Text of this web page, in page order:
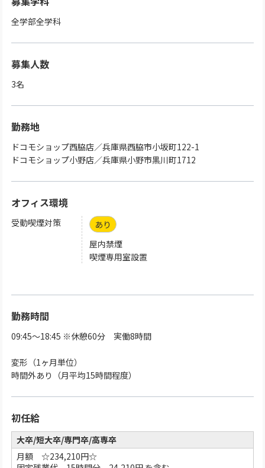
全学部全学科
募集人数
3名
勤務地
ドコモショップ西脇店／兵庫県西脇市小坂町122-1
ドコモショップ小野店／兵庫県小野市黒川町1712
オフィス環境
受動喫煙対策
あり
屋内禁煙
喫煙専用室設置
勤務時間
09:45～18:45 ※休憩60分 実働8時間
変形（1ヶ月単位）
時間外あり（月平均15時間程度）
初任給
大卒/短大卒/専門卒/高専卒
月額 ☆234,210円☆